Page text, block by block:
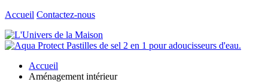
Accueil Contactez-nous
Accueil
Aménagement intérieur